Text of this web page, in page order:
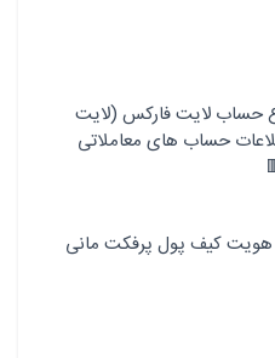
حساب لایت فارکس (لایت
حساب های معاملاتی
هویت کیف پول پرفکت مانی